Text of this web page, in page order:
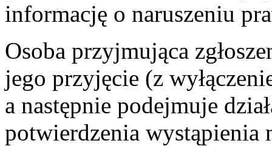
informację o naruszeniu
Osoba przyjmująca
jego przyjęcie (z
a następnie podejmuje
potwierdzenia wystąpienia